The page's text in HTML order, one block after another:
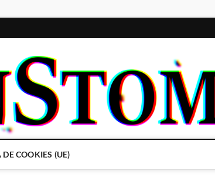
DE COOKIES (UE)